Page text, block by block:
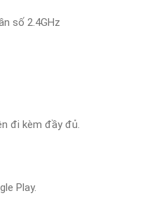
số 2.4GHz
đi kèm đầy đủ.
Play.